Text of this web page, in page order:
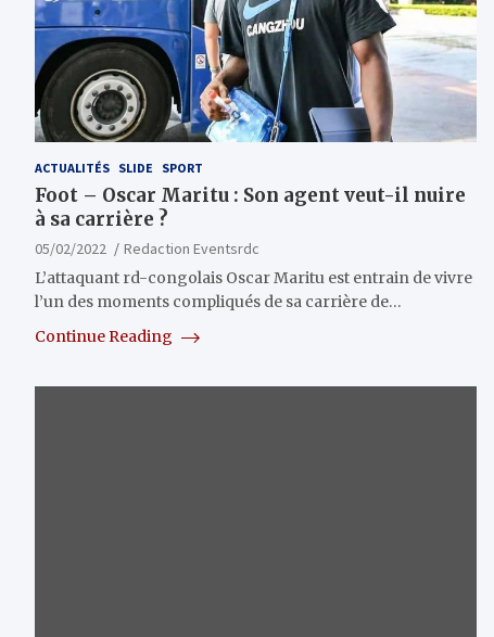
ACTUALITÉS SLIDE SPORT
Foot – Oscar Maritu : Son agent veut-il nuire
à sa carrière ?
05/02/2022
Redaction Eventsrdc
L’attaquant rd-congolais Oscar Maritu est entrain de vivre
l’un des moments compliqués de sa carrière de…
Continue Reading